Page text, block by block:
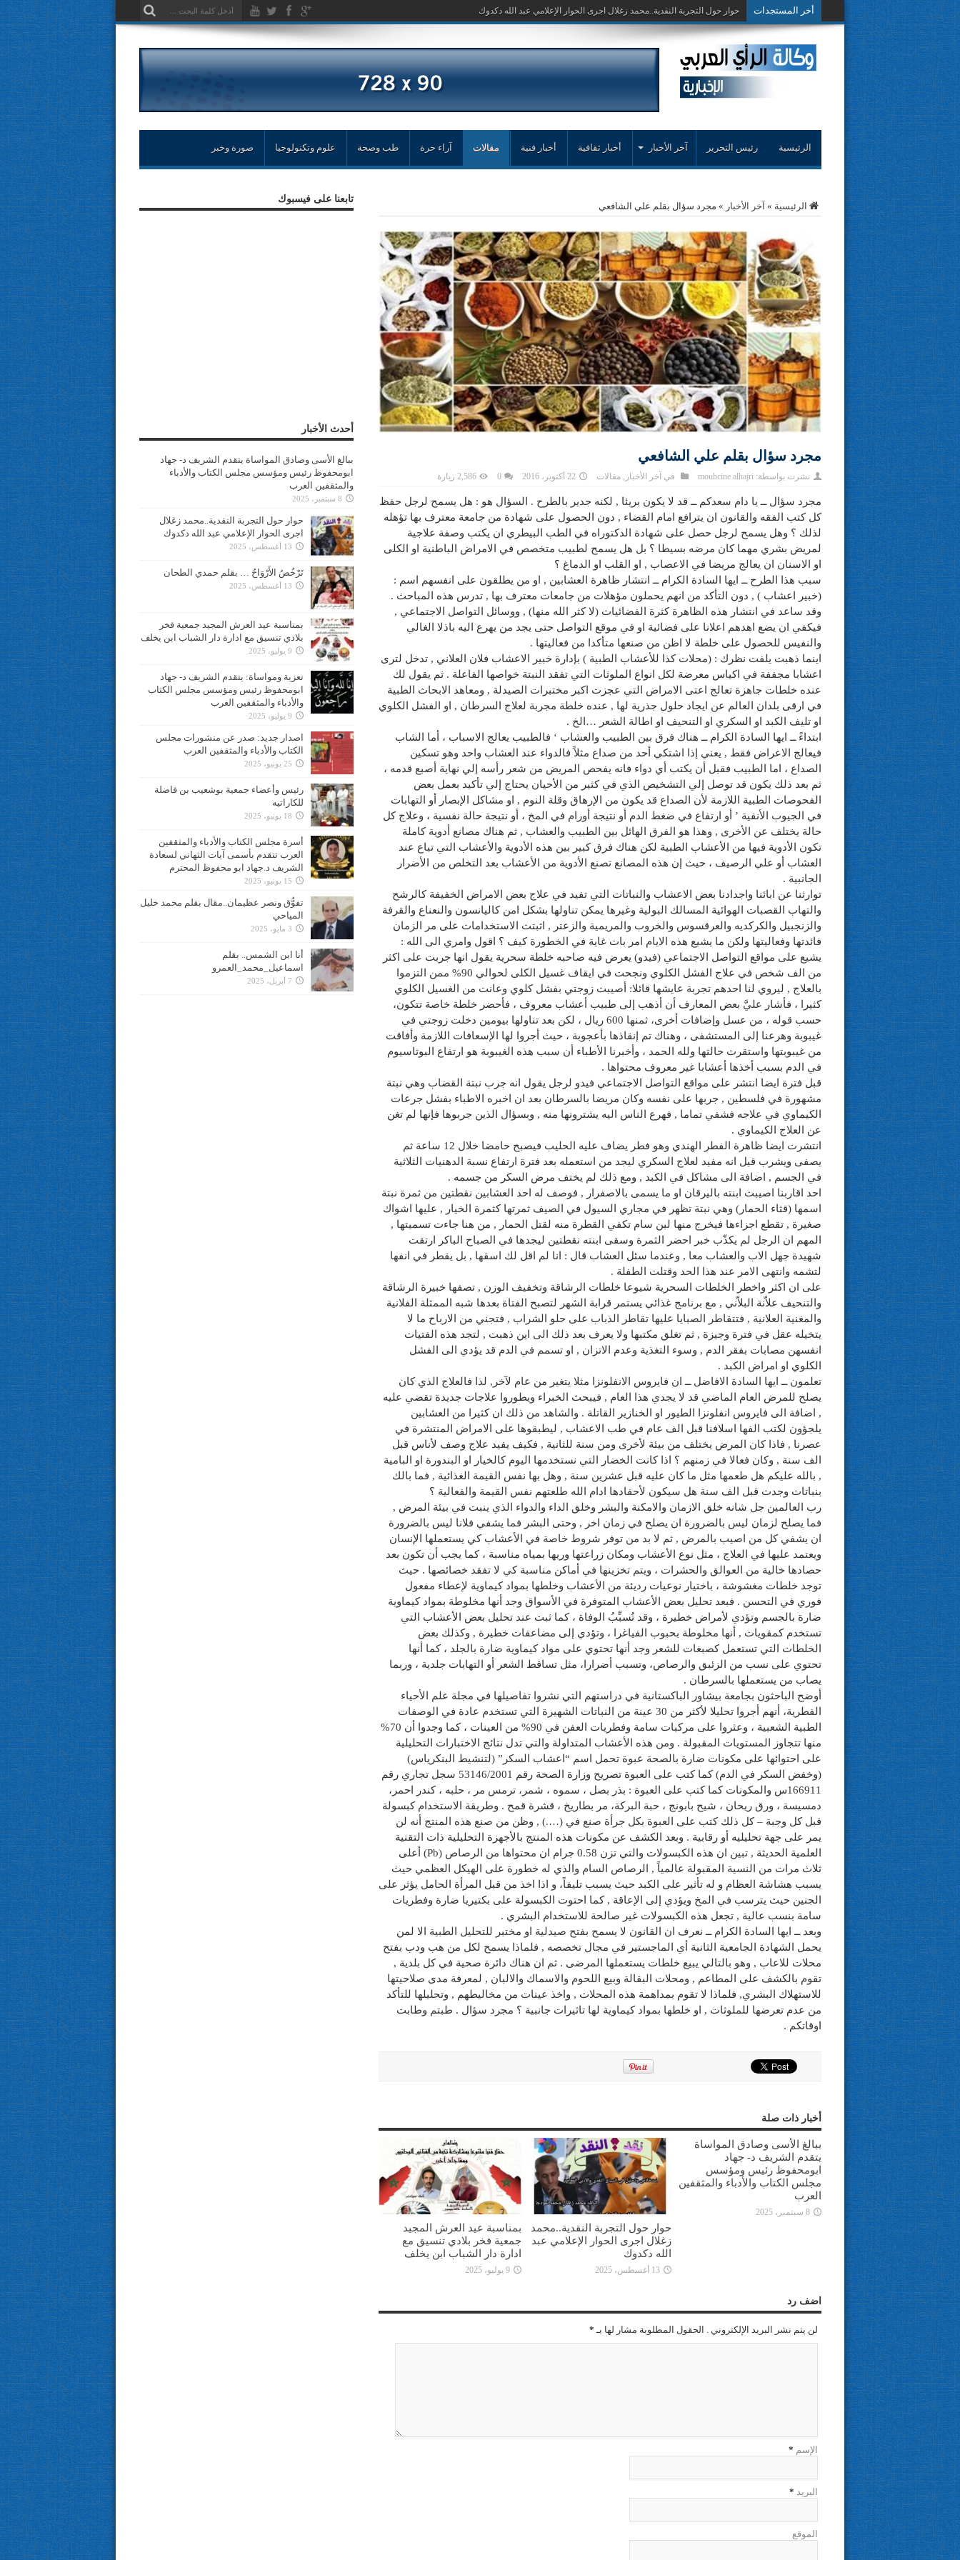
أخر المستجدات تَرْخُصُ
الرئيسية رئيس التحرير آخر الأخبار أخبار ثقافية أخبار فنية مقالات آراء حرة طب وصحة علوم وتكنولوجيا صورة وخبر
الرئيسية » آخر الأخبار » مجرد سؤال بقلم علي الشافعي
مجرد سؤال بقلم علي الشافعي
نشرت بواسطة:mouhcine alhajri في آخر الأخبار ,مقالات 22 أكتوبر، 2016 0 2,586 زيارة
مجرد سؤال ــ يا دام سعدكم ــ قد لا يكون بريئا , لكنه جدير بالطرح . السؤال هو : هل يسمح لرجل حفظ
كل كتب الفقه والقانون ان يترافع امام القضاء , دون الحصول على شهادة من جامعة معترف بها تؤهله
لذلك ؟ وهل يسمح لرجل حصل على شهادة الدكتوراه في الطب البيطري ان يكتب وصفة علاجية
لمريض بشري مهما كان مرضه بسيطا ؟ بل هل يسمح لطبيب متخصص في الامراض الباطنية او الكلى
او الاسنان ان يعالج مريضا في الاعصاب , او القلب او الدماغ ؟
سبب هذا الطرح ــ ايها السادة الكرام ــ انتشار ظاهرة العشابين , او من يطلقون على انفسهم اسم :
(خبير اعشاب ) , دون التأكد من انهم يحملون مؤهلات من جامعات معترف بها , تدرس هذه المباحث .
وقد ساعد في انتشار هذه الظاهرة كثرة الفضائيات (لا كثر الله منها) , ووسائل التواصل الاجتماعي ,
فيكفي ان يضع اهدهم اعلانا على فضائية او في موقع التواصل حتى يجد من يهرع اليه باذلا الغالي
والنفيس للحصول على خلطة لا اظن من صنعها متأكدا من فعاليتها .
اينما ذهبت يلفت نظرك : (محلات كذا للأعشاب الطبية ) بإدارة خبير الاعشاب فلان العلاني , تدخل لترى
اعشابا مجففة في اكياس معرضة لكل انواع الملوثات التي تفقد النبتة خواصها الفاعلة . ثم يقول لك
عنده خلطات جاهزة تعالج اعتى الامراض التي عجزت اكبر مختبرات الصيدلة , ومعاهد الابحاث الطبية
في ارقى بلدان العالم عن ايجاد حلول جذرية لها , عنده خلطة مجربة لعلاج السرطان , او الفشل الكلوي
او تليف الكبد او السكري او التنحيف او اطالة الشعر …الخ .
ابتداءً ــ ايها السادة الكرام ــ هناك فرق بين الطبيب والعشاب ‘ فالطبيب يعالج الاسباب ، أما الشاب
فيعالج الاعراض فقط , يعني إذا اشتكي أحد من صداع مثلاً فالدواء عند العشاب واحد وهو تسكين
الصداع ، اما الطبيب فقبل أن يكتب أي دواء فانه يفحص المريض من شعر رأسه إلي نهاية أصبع قدمه ،
ثم بعد ذلك يكون قد توصل إلي التشخيص الذي في كثير من الأحيان يحتاج إلي تأكيد بعمل بعض
الفحوصات الطبية اللازمة لأن الصداع قد يكون من الإرهاق وقلة النوم , او مشاكل الإبصار أو التهابات
في الجيوب الأنفية ’ أو ارتفاع في ضغط الدم أو نتيجة أورام في المخ ، أو نتيجة حالة نفسية ، وعلاج كل
حالة يختلف عن الأخرى , وهذا هو الفرق الهائل بين الطبيب والعشاب , ثم هناك مصانع أدوية كاملة
تكون الأدوية فيها من الأعشاب الطبية لكن هناك فرق كبير بين هذه الأدوية والأعشاب التي تباع عند
العشاب أو علي الرصيف ، حيث إن هذه المصانع تصنع الأدوية من الأعشاب بعد التخلص من الأضرار
الجانبية .
توارثنا عن ابائنا واجدادنا بعض الاعشاب والنباتات التي تفيد في علاج بعض الامراض الخفيفة كالرشح
والتهاب القصبات الهوائية المسالك البولية وغيرها يمكن تناولها بشكل امن كاليانسون والنعناع والقرفة
والزنجبيل والكركديه والعرقسوس والخروب والمريمية والزعتر , اثبتت الاستخدامات على مر الزمان
فائدتها وفعاليتها ولكن ما يشيع هذه الايام امر بات غاية في الخطورة كيف ؟ اقول وامري الى الله :
يشيع على مواقع التواصل الاجتماعي (فيدو) يعرض فيه صاحبه خلطة سحرية يقول انها جربت على اكثر
من الف شخص في علاج الفشل الكلوي ونجحت في ايقاف غسيل الكلى لحوالي 90% ممن التزموا
بالعلاج , ليروي لنا احدهم تجربة عايشها قائلا: أصيبت زوجتي بفشل كلوي وعانت من الغسيل الكلوي
كثيرا ، فأشار عليَّ بعض المعارف أن أذهب إلى طبيب أعشاب معروف ، فأحضر خلطة خاصة تتكون،
حسب قوله ، من عسل وإضافات أخرى، ثمنها 600 ريال ، لكن بعد تناولها بيومين دخلت زوجتي في
غيبوبة وهرعنا إلى المستشفى ، وهناك تم إنقاذها بأعجوبة ، حيث أجروا لها الإسعافات اللازمة وأفاقت
من غيبوبتها واستقرت حالتها ولله الحمد ، وأخبرنا الأطباء أن سبب هذه الغيبوبة هو ارتفاع البوتاسيوم
في الدم بسبب أخذها أعشابا غير معروف محتواها .
قبل فترة ايضا انتشر على مواقع التواصل الاجتماعي فيدو لرجل يقول انه جرب نبتة القضاب وهي نبتة
مشهورة في فلسطين , جربها على نفسه وكان مريضا بالسرطان بعد ان اخبره الاطباء بفشل جرعات
الكيماوي في علاجه فشفي تماما , فهرع الناس اليه يشترونها منه , وبسؤال الذين جربوها فإنها لم تغن
عن العلاج الكيماوي .
انتشرت ايضا ظاهرة الفطر الهندي وهو فطر يضاف عليه الحليب فيصبح حامضا خلال 12 ساعة ثم
يصفى ويشرب قيل انه مفيد لعلاج السكري ليجد من استعمله بعد فترة ارتفاع نسبة الدهنيات الثلاثية
في الجسم , اضافة الى مشاكل في الكبد , ومع ذلك لم يختف مرض السكر من جسمه .
احد اقاربنا اصيبت ابنته باليرقان او ما يسمى بالاصفرار , فوصف له احد العشابين نقطتين من ثمرة نبتة
اسمها (قثاء الحمار) وهي نبتة تظهر في مجاري السيول في الصيف ثمرتها كثمرة الخيار , عليها اشواك
صغيرة , تقطع اجزاءها فيخرج منها لبن سام تكفي القطرة منه لقتل الحمار , من هنا جاءت تسميتها ,
المهم ان الرجل لم يكذّب خبر احضر الثمرة وسقى ابنته نقطتين ليجدها في الصباح الباكر ارتقت
شهيدة جهل الاب والعشاب معا , وعندما سئل العشاب قال : انا لم اقل لك اسقها , بل يقطر في انفها
لتشمه وانتهى الامر عند هذا الحد وقتلت الطفلة .
على ان اكثر واخطر الخلطات السحرية شيوعا خلطات الرشاقة وتخفيف الوزن , تصفها خبيرة الرشاقة
والتنحيف علاّنة البلاّني , مع برنامج غذائي يستمر قرابة الشهر لتصبح الفتاة بعدها شبه الممثلة الفلانية
والمغنية العلانية , فتتقاطر الصبايا عليها تقاطر الذباب على حلو الشراب , فتجني من الارباح ما لا
يتخيله عقل في فترة وجيزة , ثم تغلق مكتبها ولا يعرف بعد ذلك الى اين ذهبت , لتجد هذه الفتيات
انفسهن مصابات بفقر الدم , وسوء التغذية وعدم الاتزان , او تسمم في الدم قد يؤدي الى الفشل
الكلوي او امراض الكبد .
تعلمون ــ ايها السادة الافاضل ــ ان فايروس الانفلونزا مثلا يتغير من عام لآخر, لذا فالعلاج الذي كان
يصلح للمرض العام الماضي قد لا يجدي هذا العام , فيبحث الخبراء ويطوروا علاجات جديدة تقضي عليه
, اضافة الى فايروس انفلونزا الطيور او الخنازير القاتلة . والشاهد من ذلك ان كثيرا من العشابين
يلجؤون لكتب الفها اسلافنا قبل الف عام في طب الاعشاب , ليطبقوها على الامراض المنتشرة في
عصرنا , فاذا كان المرض يختلف من بيئة لأخرى ومن سنة للثانية , فكيف يفيد علاج وصف لأناس قبل
الف سنة , وكان فعالا في زمنهم ؟ اذا كانت الخضار التي نستخدمها اليوم كالخيار او البندورة او البامية
, بالله عليكم هل طعمها مثل ما كان عليه قبل عشرين سنة , وهل بها نفس القيمة الغذائية , فما بالك
بنباتات وجدت قبل الف سنة هل سيكون لأحفادها ادام الله طلعتهم نفس القيمة والفعالية ؟
رب العالمين جل شانه خلق الازمان والامكنة والبشر وخلق الداء والدواء الذي ينبت في بيئة المرض ,
فما يصلح لزمان ليس بالضرورة ان يصلح في زمان اخر , وحتى البشر فما يشفي فلانا ليس بالضرورة
ان يشفي كل من اصيب بالمرض , ثم لا بد من توفر شروط خاصة في الأعشاب كي يستعملها الإنسان
ويعتمد عليها في العلاج ، مثل نوع الأعشاب ومكان زراعتها وريها بمياه مناسبة ، كما يجب أن تكون بعد
حصادها خالية من العوالق والحشرات ، ويتم تخزينها في أماكن مناسبة كي لا تفقد خصائصها . حيث
توجد خلطات مغشوشة ، باختيار نوعيات رديئة من الأعشاب وخلطها بمواد كيماوية لإعطاء مفعول
فوري في التحسن . فبعد تحليل بعض الأعشاب المتوفرة في الأسواق وجد أنها مخلوطة بمواد كيماوية
ضارة بالجسم وتؤدي لأمراض خطيرة ، وقد تُسبِّبُ الوفاة ، كما ثبت عند تحليل بعض الأعشاب التي
تستخدم كمقويات , أنها مخلوطة بحبوب الفياغرا ، وتؤدي إلى مضاعفات خطيرة , وكذلك بعض
الخلطات التي تستعمل كصبغات للشعر وجد أنها تحتوي على مواد كيماوية ضارة بالجلد ، كما أنها
تحتوي على نسب من الزئبق والرصاص، وتسبب أضرارا، مثل تساقط الشعر أو التهابات جلدية ، وربما
يصاب من يستعملها بالسرطان .
أوضح الباحثون بجامعة بيشاور الباكستانية في دراستهم التي نشروا تفاصيلها في مجلة علم الأحياء
الفطرية، أنهم أجروا تحليلا لأكثر من 30 عينة من النباتات الشهيرة التي تستخدم عادة في الوصفات
الطبية الشعبية ، وعثروا على مركبات سامة وفطريات العفن في 90% من العينات ، كما وجدوا أن 70%
منها تتجاوز المستويات المقبولة . ومن هذه الأعشاب المتداولة والتي تدل نتائج الاختبارات التحليلية
على احتوائها على مكونات ضارة بالصحة عبوة تحمل اسم “اعشاب السكر” (لتنشيط البنكرياس)
(وخفض السكر في الدم) كما كتب على العبوة تصريح وزارة الصحة رقم 53146/2001 سجل تجاري رقم
166911س والمكونات كما كتب على العبوة : بذر بصل ، سموه ، شمر، ترمس مر ، حلبه ، كندر احمر،
دمسيسة ، ورق ريحان ، شيح بابونج ، حبة البركة، مر بطاريخ ، قشرة قمح . وطريقة الاستخدام كبسولة
قبل كل وجبة – كل ذلك كتب على العبوة بكل جرأة صنع في (….) , وظن من صنع هذه المنتج أنه لن
يمر على جهة تحليليه أو رقابية . وبعد الكشف عن مكونات هذه المنتج بالأجهزة التحليلية ذات التقنية
العلمية الحديثة , تبين ان هذه الكبسولات والتي تزن 0.58 جرام ان محتواها من الرصاص (Pb) أعلى
ثلاث مرات من النسية المقبولة عالمياً , الرصاص السام والذي له خطورة على الهيكل العظمي حيث
يسبب هشاشة العظام و له تأثير على الكبد حيث يسبب تليفاً، و اذا اخذ من قبل المرأة الحامل يؤثر على
الجنين حيث يترسب في المخ ويؤدي إلى الإعاقة , كما احتوت الكبسولة على بكتيريا ضارة وفطريات
سامة بنسب عالية , تجعل هذه الكبسولات غير صالحة للاستخدام البشري .
وبعد ــ ايها السادة الكرام ــ نعرف ان القانون لا يسمح بفتح صيدلية او مختبر للتحليل الطبية الا لمن
يحمل الشهادة الجامعية الثانية أي الماجستير في مجال تخصصه , فلماذا يسمح لكل من هب ودب بفتح
محلات للاعاب , وهو بالتالي يبيع خلطات يستعملها المرضى . ثم ان هناك دائرة صحية في كل بلدية ,
تقوم بالكشف على المطاعم , ومحلات البقالة وبيع اللحوم والاسماك والالبان , لمعرفة مدى صلاحيتها
للاستهلاك البشري, فلماذا لا تقوم بمداهمة هذه المحلات , واخذ عينات من مخاليطهم , وتحليلها للتأكد
من عدم تعرضها للملوثات , او خلطها بمواد كيماوية لها تاثيرات جانبية ؟ مجرد سؤال . طبتم وطابت
اوقاتكم .
أخبار ذات صلة
ببالغ الأسى وصادق المواساة
يتقدم الشريف د- جهاد
ابومحفوظ رئيس ومؤسس
مجلس الكتاب والأدباء والمثقفين
العرب
8 سبتمبر، 2025
حوار حول التجربة النقدية..محمد
زغلال اجرى الحوار الإعلامي عبد
الله دكدوك
13 أغسطس، 2025
بمناسبة عيد العرش المجيد
جمعية فخر بلادي تنسيق مع
ادارة دار الشباب ابن يخلف
9 يوليو، 2025
اضف رد
لن يتم نشر البريد الإلكتروني . الحقول المطلوبة مشار لها بـ *
الإسم *
البريد *
الموقع
تابعنا على فيسبوك
أحدث الأخبار
ببالغ الأسى وصادق المواساة يتقدم الشريف د- جهاد
ابومحفوظ رئيس ومؤسس مجلس الكتاب والأدباء
والمثقفين العرب
8 سبتمبر، 2025
حوار حول التجربة النقدية..محمد زغلال
اجرى الحوار الإعلامي عبد الله دكدوك
13 أغسطس، 2025
تَرْخُصُ الأَرْوَاحُ … بقلم حمدي الطحان
13 أغسطس، 2025
بمناسبة عيد العرش المجيد جمعية فخر
بلادي تنسيق مع ادارة دار الشباب ابن يخلف
9 يوليو، 2025
تعزية ومواساة: يتقدم الشريف د- جهاد
ابومحفوظ رئيس ومؤسس مجلس الكتاب
والأدباء والمثقفين العرب
9 يوليو، 2025
اصدار جديد: صدر عن منشورات مجلس
الكتاب والأدباء والمثقفين العرب
25 يونيو، 2025
رئيس وأعضاء جمعية بوشعيب بن فاضلة
للكاراتيه
18 يونيو، 2025
أسرة مجلس الكتاب والأدباء والمثقفين
العرب تتقدم بأسمى آيات التهاني لسعادة
الشريف د.جهاد ابو محفوظ المحترم
15 يونيو، 2025
تفوُّق ونصر عظيمان..مقال بقلم محمد خليل
المياحي
3 مايو، 2025
أنا ابن الشمس.. بقلم
اسماعيل_محمد_العمرو
7 أبريل، 2025